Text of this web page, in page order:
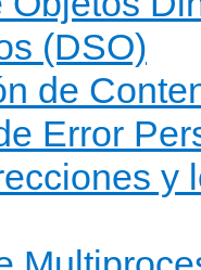
(DSO)
de
Error
y